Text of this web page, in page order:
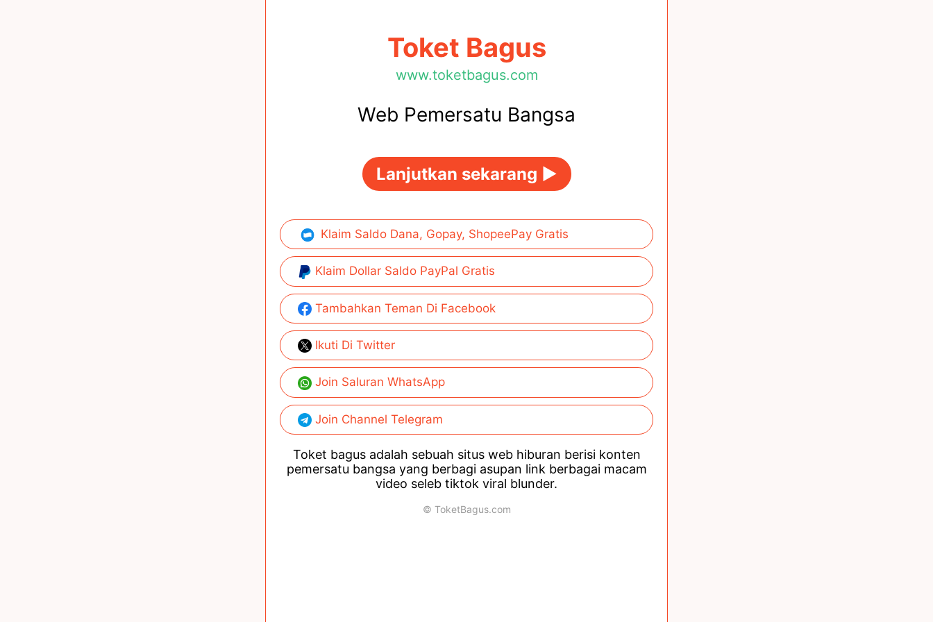
Toket Bagus
www.toketbagus.com
Web Pemersatu Bangsa
Lanjutkan sekarang ►
Klaim Saldo Dana, Gopay, ShopeePay Gratis
Klaim Dollar Saldo PayPal Gratis
Tambahkan Teman Di Facebook
Ikuti Di Twitter
Join Saluran WhatsApp
Join Channel Telegram
Toket bagus adalah sebuah situs web hiburan berisi konten
pemersatu bangsa yang berbagi asupan link berbagai macam
video seleb tiktok viral blunder.
© ToketBagus.com